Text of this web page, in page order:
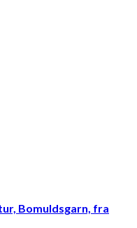
Bomuldsgarn, fra